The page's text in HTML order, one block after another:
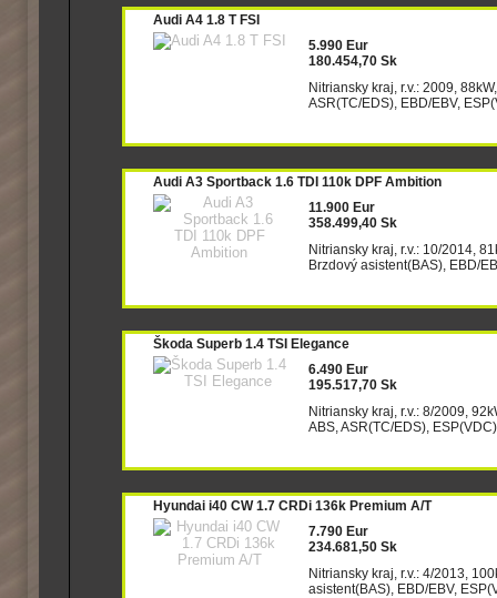
Audi A4 1.8 T FSI
5.990 Eur
180.454,70 Sk
Nitriansky kraj, r.v.: 2009,
ASR(TC/EDS), EBD/EBV,
Audi A3 Sportback 1.6 TDI 110k DPF Ambition
11.900 Eur
358.499,40 Sk
Nitriansky kraj, r.v.: 10/2014,
Brzdový asistent(BAS), EBD/
Škoda Superb 1.4 TSI Elegance
6.490 Eur
195.517,70 Sk
Nitriansky kraj, r.v.: 8/2009,
ABS, ASR(TC/EDS),
Hyundai i40 CW 1.7 CRDi 136k Premium A/T
7.790 Eur
234.681,50 Sk
Nitriansky kraj, r.v.: 4/2013,
asistent(BAS), EBD/EBV,